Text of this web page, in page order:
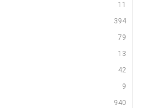
11
394
79
13
42
9
940